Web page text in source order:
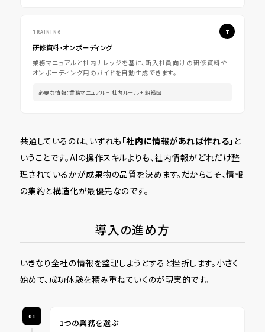
TRAINING
研修資料・オンボーディング
業務マニュアルと社内ナレッジを基に、新入社員向けの研修資料や
オンボーディング用のガイドを自動生成できます。
必要な情報：業務マニュアル + 社内ルール + 組織図
共通しているのは、いずれも 「社内に情報があれば作れる」 と
いうことです。AIの操作スキルよりも、社内情報がどれだけ整
理されているかが成果物の品質を決めます。だからこそ、情報
の集約と構造化が最優先なのです。
導入の進め方
いきなり全社の情報を整理しようとすると挫折します。小さく
始めて、成功体験を積み重ねていくのが現実的です。
01
1つの業務を選ぶ